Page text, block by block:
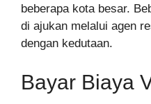
beberapa kota besar.
di ajukan melalui agen
dengan kedutaan.
Bayar Biaya